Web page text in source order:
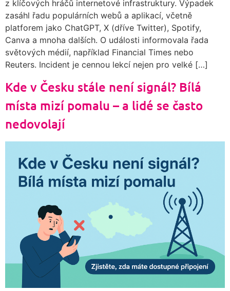
z klíčových hráčů internetové infrastruktury. Výpadek
zasáhl řadu populárních webů a aplikací, včetně
platforem jako ChatGPT, X (dříve Twitter), Spotify,
Canva a mnoha dalších. O události informovala řada
světových médií, například Financial Times nebo
Reuters. Incident je cennou lekcí nejen pro velké […]
Kde v Česku stále není signál? Bílá
místa mizí pomalu – a lidé se často
nedovolají